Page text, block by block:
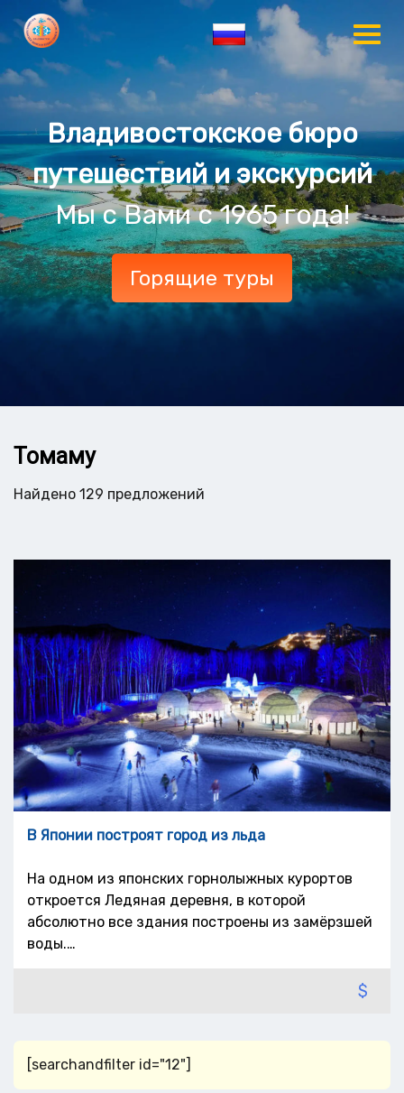
Владивостокское бюро
путешествий и экскурсий
Мы с Вами с 1965 года!
Горящие туры
Томаму
Найдено 129 предложений
В Японии построят город из льда
На одном из японских горнолыжных курортов
откроется Ледяная деревня, в которой
абсолютно все здания построены из замёрзшей
воды.…
$
[searchandfilter id="12"]